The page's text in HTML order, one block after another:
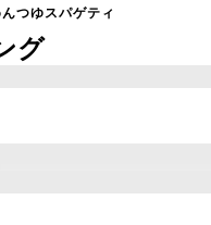
つゆスパゲティ
グ